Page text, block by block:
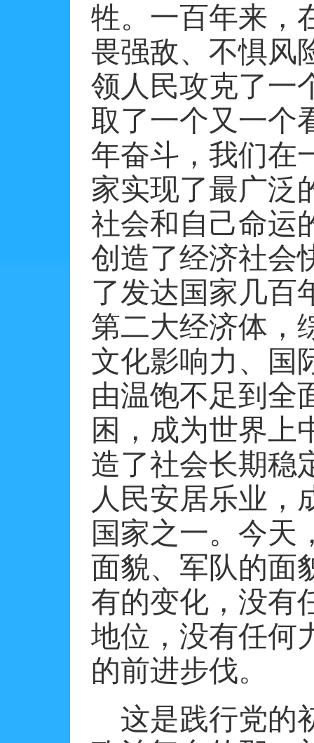
牲。一百年来，
畏强敌、不惧风
领人民攻克了一
取了一个又一个
年奋斗，我们在
家实现了最广泛
社会和自己命运
创造了经济社会
了发达国家几百
第二大经济体，
文化影响力、国
由温饱不足到全
困，成为世界上
造了社会长期稳
人民安居乐业，
国家之一。今天
面貌、军队的面
有的变化，没有
地位，没有任何
的前进步伐。
这是践行党的